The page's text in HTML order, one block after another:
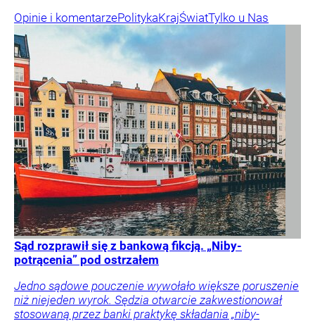
Opinie i komentarzePolitykaKrajŚwiatTylko u Nas
Sąd rozprawił się z bankową fikcją. „Niby-
potrącenia” pod ostrzałem
Jedno sądowe pouczenie wywołało większe poruszenie
niż niejeden wyrok. Sędzia otwarcie zakwestionował
stosowaną przez banki praktykę składania „niby-